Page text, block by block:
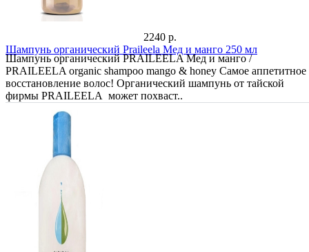
2240 р.
Шампунь органический Praileela Мед и манго 250 мл
Шампунь органический PRAILEELA Мед и манго /
PRAILEELA organic shampoo mango & honey Самое аппетитное
восстановление волос! Органический шампунь от тайской
фирмы PRAILEELA может похваст..